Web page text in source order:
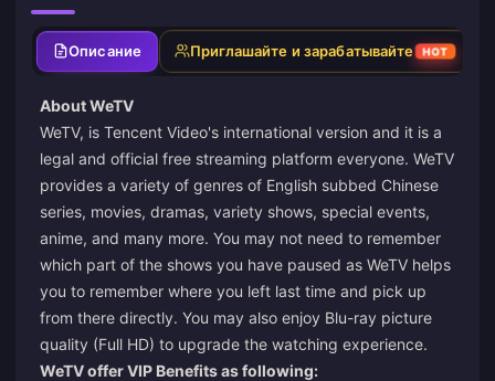
Описание Приглашайте и зарабатывайте HOT
About WeTV
WeTV, is Tencent Video's international version and it is a
legal and official free streaming platform everyone. WeTV
provides a variety of genres of English subbed Chinese
series, movies, dramas, variety shows, special events,
anime, and many more. You may not need to remember
which part of the shows you have paused as WeTV helps
you to remember where you left last time and pick up
from there directly. You may also enjoy Blu-ray picture
quality (Full HD) to upgrade the watching experience.
WeTV offer VIP Benefits as following: